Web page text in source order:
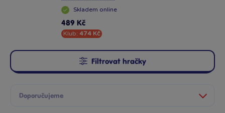
Skladem online
489 Kč
Klub: 474 Kč
Filtrovat hračky